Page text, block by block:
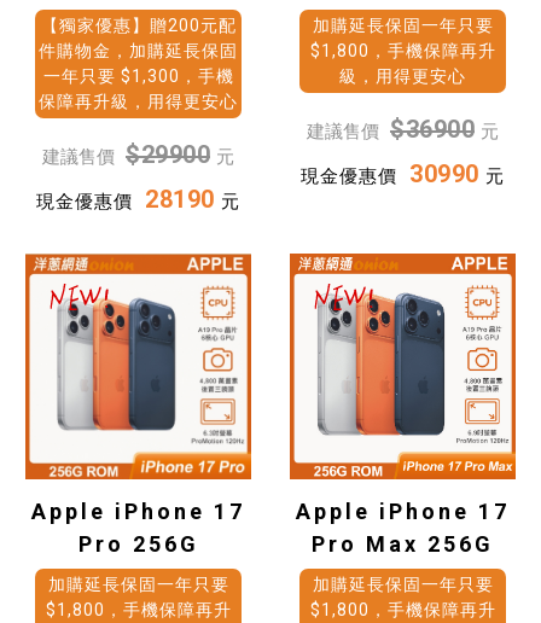
【獨家優惠】贈200元配
件購物金，加購延長保固
一年只要 $1,300，手機
保障再升級，用得更安心
建議售價 $29900 元
現金優惠價 28190 元
加購延長保固一年只要
$1,800，手機保障再升
級，用得更安心
建議售價 $36900 元
現金優惠價 30990 元
Apple iPhone 17
Pro 256G
加購延長保固一年只要
$1,800，手機保障再升
Apple iPhone 17
Pro Max 256G
加購延長保固一年只要
$1,800，手機保障再升